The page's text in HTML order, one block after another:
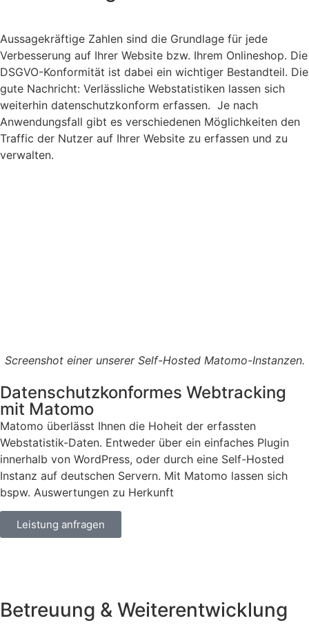
Aussagekräftige Zahlen sind die Grundlage für jede
Verbesserung auf Ihrer Website bzw. Ihrem Onlineshop. Die
DSGVO-Konformität ist dabei ein wichtiger Bestandteil. Die
gute Nachricht: Verlässliche Webstatistiken lassen sich
weiterhin datenschutzkonform erfassen. Je nach
Anwendungsfall gibt es verschiedenen Möglichkeiten den
Traffic der Nutzer auf Ihrer Website zu erfassen und zu
verwalten.
Screenshot einer unserer Self-Hosted Matomo-Instanzen.
Datenschutzkonformes Webtracking
mit Matomo
Matomo überlässt Ihnen die Hoheit der erfassten
Webstatistik-Daten. Entweder über ein einfaches Plugin
innerhalb von WordPress, oder durch eine Self-Hosted
Instanz auf deutschen Servern. Mit Matomo lassen sich
bspw. Auswertungen zu Herkunft
Leistung anfragen
Betreuung & Weiterentwicklung